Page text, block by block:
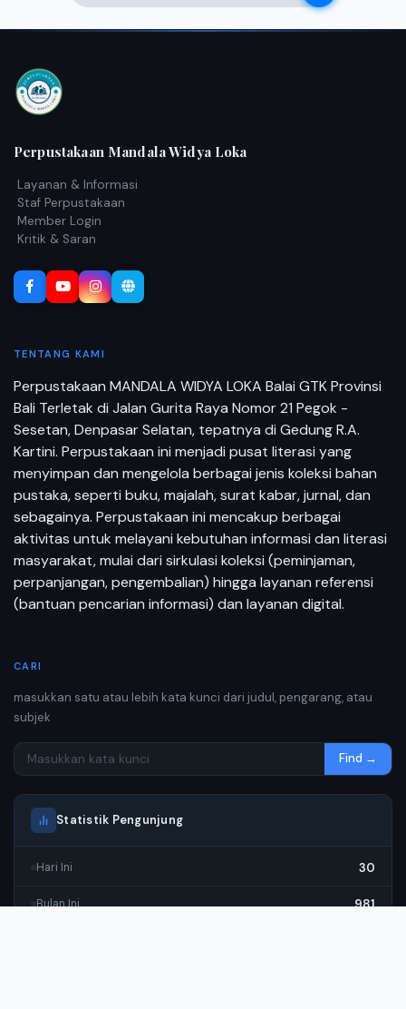
Perpustakaan Mandala Widya Loka
Layanan & Informasi
Staf Perpustakaan
Member Login
Kritik & Saran
TENTANG KAMI
Perpustakaan MANDALA WIDYA LOKA Balai GTK Provinsi
Bali Terletak di Jalan Gurita Raya Nomor 21 Pegok -
Sesetan, Denpasar Selatan, tepatnya di Gedung R.A.
Kartini. Perpustakaan ini menjadi pusat literasi yang
menyimpan dan mengelola berbagai jenis koleksi bahan
pustaka, seperti buku, majalah, surat kabar, jurnal, dan
sebagainya. Perpustakaan ini mencakup berbagai
aktivitas untuk melayani kebutuhan informasi dan literasi
masyarakat, mulai dari sirkulasi koleksi (peminjaman,
perpanjangan, pengembalian) hingga layanan referensi
(bantuan pencarian informasi) dan layanan digital.
CARI
masukkan satu atau lebih kata kunci dari judul, pengarang, atau
subjek
Find →
Statistik Pengunjung
Hari Ini 30
Bulan Ini 981